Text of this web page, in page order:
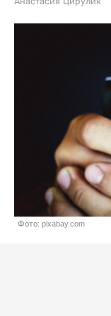
Фото: pixabay.com